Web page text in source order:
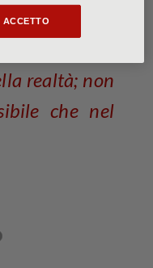
l’alone di
realtà; non
che nel
ACCETTO